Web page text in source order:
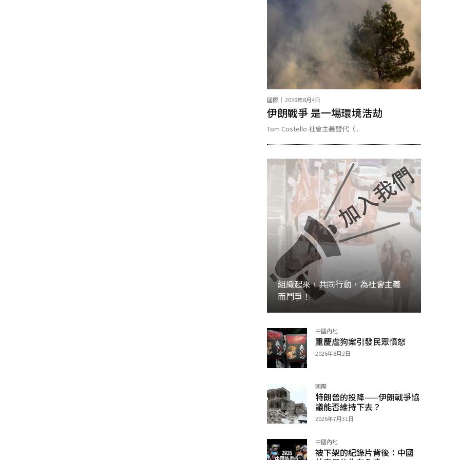
國際 2026年8月4日
伊朗戰爭 是一場環境浩劫
Tom Costello 社會主義替代（...
組織起來，共同行動，為社會主義
而鬥爭！
加入 中國內地
重慶虐狗案引發民眾憤怒
2026年8月2日
國際
特朗普的投降——伊朗戰爭協
議能否維持下去？
2026年7月31日
中國內地
被下架的紀錄片背後：中國